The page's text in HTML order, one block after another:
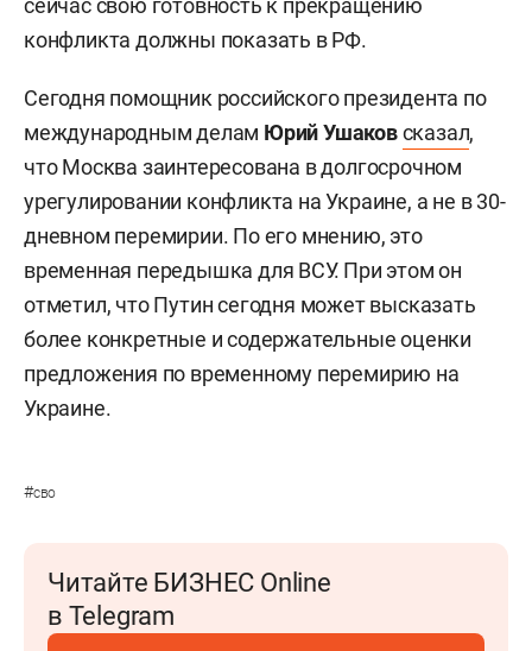
сейчас свою готовность к прекращению
конфликта должны показать в РФ.
Сегодня помощник российского президента по
международным делам Юрий Ушаковсказал,
что Москва заинтересована в долгосрочном
урегулировании конфликта на Украине, а не в 30-
дневном перемирии. По его мнению, это
временная передышка для ВСУ. При этом он
отметил, что Путин сегодня может высказать
более конкретные и содержательные оценки
предложения по временному перемирию на
Украине.
#сво
Читайте БИЗНЕС Online
в Telegram